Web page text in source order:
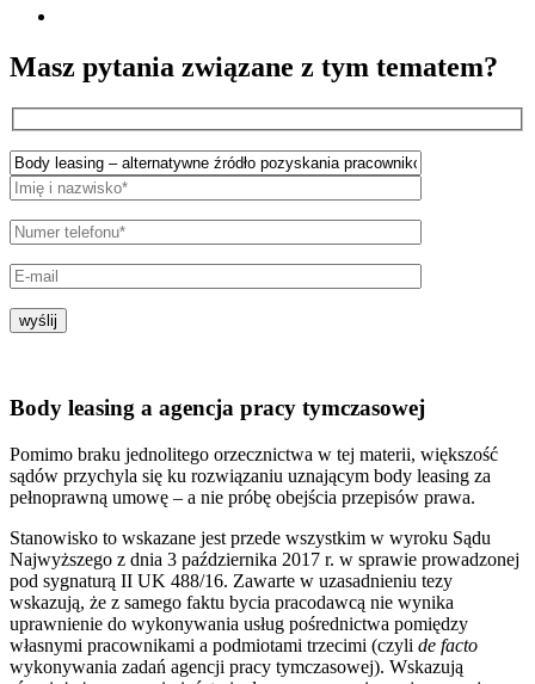
Masz pytania związane z tym tematem?
wyślij
Body leasing a agencja pracy tymczasowej
Pomimo braku jednolitego orzecznictwa w tej materii, większość
sądów przychyla się ku rozwiązaniu uznającym body leasing za
pełnoprawną umowę – a nie próbę obejścia przepisów prawa.
Stanowisko to wskazane jest przede wszystkim w wyroku Sądu
Najwyższego z dnia 3 października 2017 r. w sprawie prowadzonej
pod sygnaturą II UK 488/16. Zawarte w uzasadnieniu tezy
wskazują, że z samego faktu bycia pracodawcą nie wynika
uprawnienie do wykonywania usług pośrednictwa pomiędzy
własnymi pracownikami a podmiotami trzecimi (czyli de facto
wykonywania zadań agencji pracy tymczasowej). Wskazują